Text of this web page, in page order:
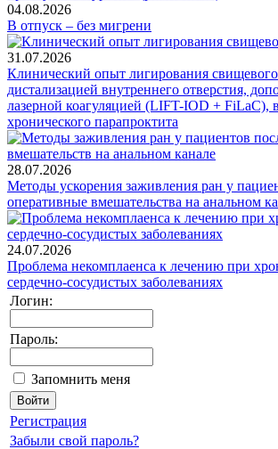
04.08.2026
В отпуск – без мигрени
31.07.2026
Клинический опыт лигирования свищевого
дистализацией внутреннего отверстия,
лазерной коагуляцией (LIFT-IOD + FiLaC),
хронического парапроктита
28.07.2026
Методы ускорения заживления ран у
оперативные вмешательства на анальном
24.07.2026
Проблема некомплаенса к лечению при
сердечно-сосудистых заболеваниях
Логин:
Пароль:
Запомнить меня
Регистрация
Забыли свой пароль?